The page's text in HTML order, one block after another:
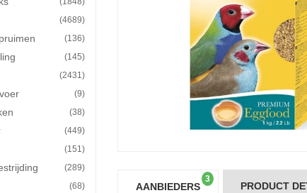
(4689)
(136)
(145)
(2431)
(9)
(38)
(449)
(151)
(289)
(68) AANBIEDERS
3
PRODUCT